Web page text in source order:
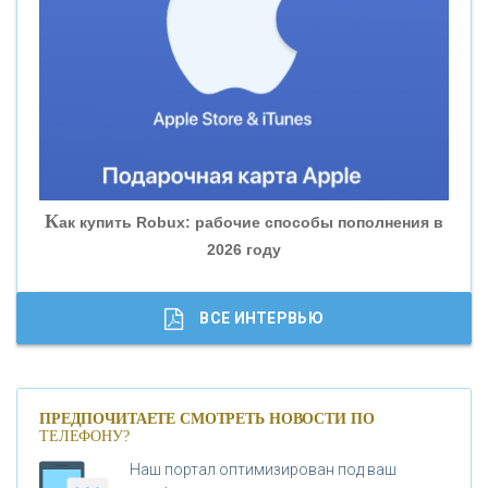
«БАНК ГЛОБЭКС»
«СОВКОМБАНК»
«ГАЗПРОМБАНК»
«МОСКОВСКИЙ КРЕДИТНЫЙ БАНК»
Как купить Robux: рабочие способы пополнения в
2026 году
ВСЕ ИНТЕРВЬЮ
ПРЕДПОЧИТАЕТЕ СМОТРЕТЬ НОВОСТИ ПО
ТЕЛЕФОНУ?
Наш портал оптимизирован под ваш